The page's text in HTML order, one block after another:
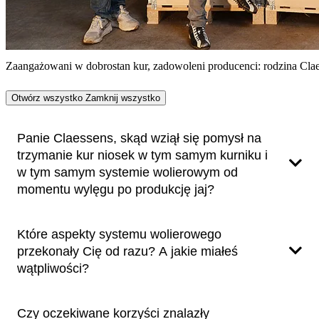
Zaangażowani w dobrostan kur, zadowoleni producenci: rodzina
Otwórz wszystko Zamknij wszystko
Panie Claessens, skąd wziął się pomysł na
trzymanie kur niosek w tym samym kurniku i
w tym samym systemie wolierowym od
momentu wylęgu po produkcję jaj?
Jelle Claessens: Inspiracją był dla nas Marcel Kuijpers z
Kuijpers Kip, holenderskiej firmy produkującej brojlery. Jako
pierwszy wprowadził system, w którym pisklęta wykluwają się
i są odchowywane w tym samym kurniku. Podczas rozmowy
krytycznego spojrzenia na nasz własny łańcuch dostaw i
Które aspekty systemu wolierowego
przekonały Cię od razu? A jakie miałeś
wątpliwości?
Czy oczekiwane korzyści znalazły